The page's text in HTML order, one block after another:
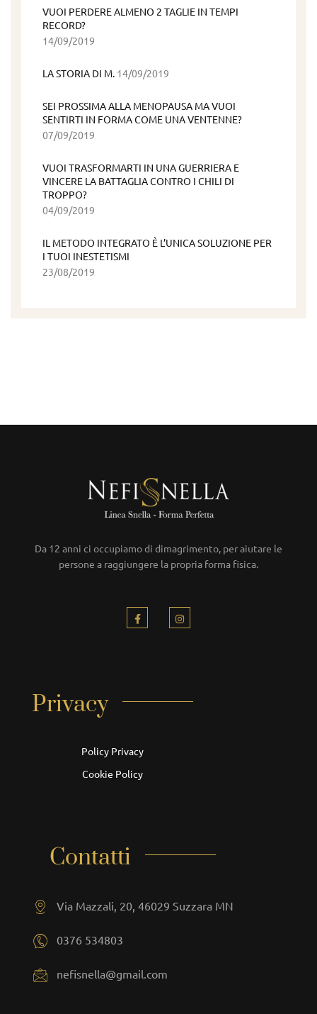
VUOI PERDERE ALMENO 2 TAGLIE IN TEMPI
RECORD?
14/09/2019
LA STORIA DI M. 14/09/2019
SEI PROSSIMA ALLA MENOPAUSA MA VUOI
SENTIRTI IN FORMA COME UNA VENTENNE?
07/09/2019
VUOI TRASFORMARTI IN UNA GUERRIERA E
VINCERE LA BATTAGLIA CONTRO I CHILI DI
TROPPO?
04/09/2019
IL METODO INTEGRATO È L’UNICA SOLUZIONE PER
I TUOI INESTETISMI
23/08/2019
Da 12 anni ci occupiamo di dimagrimento, per aiutare le
persone a raggiungere la propria forma fisica.
Privacy
Policy Privacy
Cookie Policy
Contatti
Via Mazzali, 20, 46029 Suzzara MN
0376 534803
nefisnella@gmail.com